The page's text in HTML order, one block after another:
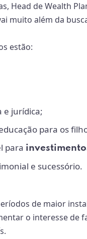
Head de Wealth
muito além da
estão:
e jurídica;
para os
para
e sucessório.
de maior
o interesse de